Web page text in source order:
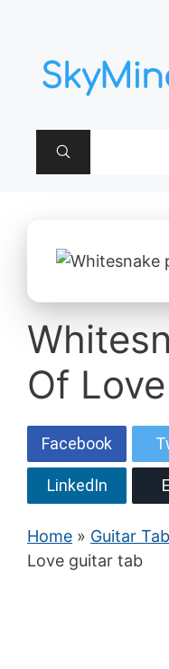
contenu
Of
Facebook
LinkedIn
Home » Guitar
Love guitar tab